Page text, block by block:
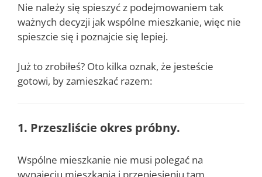
Nie należy się spieszyć z podejmowaniem tak
ważnych decyzji jak wspólne mieszkanie, więc nie
spieszcie się i poznajcie się lepiej.
Już to zrobiłeś? Oto kilka oznak, że jesteście
gotowi, by zamieszkać razem:
1. Przeszliście okres próbny.
Wspólne mieszkanie nie musi polegać na